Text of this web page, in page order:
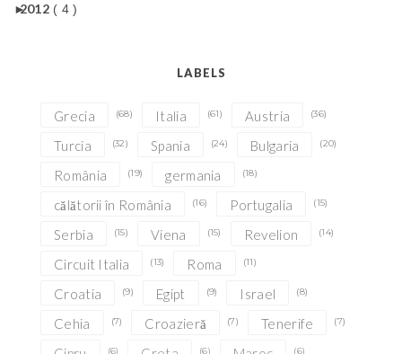
►
2012 ( 4 )
LABELS
Grecia (68) Italia (61) Austria (36)
Turcia (32) Spania (24) Bulgaria (20)
România (19) germania (18)
călătorii în România (16) Portugalia (15)
Serbia (15) Viena (15) Revelion (14)
Circuit Italia (13) Roma (11)
Croatia (9) Egipt (9) Israel (8)
Cehia (7) Croazieră (7) Tenerife (7)
(6) (6) (6)